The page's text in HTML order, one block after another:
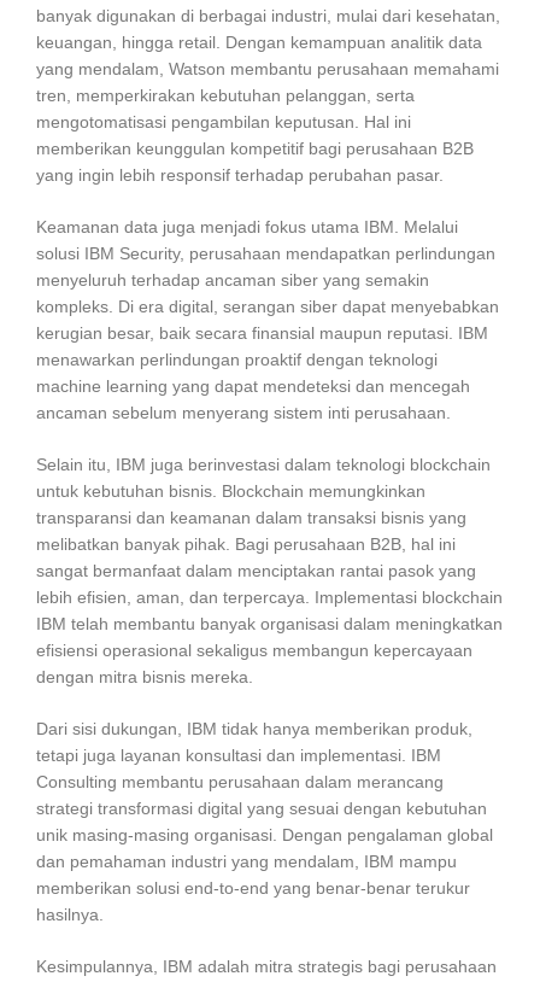
banyak digunakan di berbagai industri, mulai dari kesehatan,
keuangan, hingga retail. Dengan kemampuan analitik data
yang mendalam, Watson membantu perusahaan memahami
tren, memperkirakan kebutuhan pelanggan, serta
mengotomatisasi pengambilan keputusan. Hal ini
memberikan keunggulan kompetitif bagi perusahaan B2B
yang ingin lebih responsif terhadap perubahan pasar.
Keamanan data juga menjadi fokus utama IBM. Melalui
solusi IBM Security, perusahaan mendapatkan perlindungan
menyeluruh terhadap ancaman siber yang semakin
kompleks. Di era digital, serangan siber dapat menyebabkan
kerugian besar, baik secara finansial maupun reputasi. IBM
menawarkan perlindungan proaktif dengan teknologi
machine learning yang dapat mendeteksi dan mencegah
ancaman sebelum menyerang sistem inti perusahaan.
Selain itu, IBM juga berinvestasi dalam teknologi blockchain
untuk kebutuhan bisnis. Blockchain memungkinkan
transparansi dan keamanan dalam transaksi bisnis yang
melibatkan banyak pihak. Bagi perusahaan B2B, hal ini
sangat bermanfaat dalam menciptakan rantai pasok yang
lebih efisien, aman, dan terpercaya. Implementasi blockchain
IBM telah membantu banyak organisasi dalam meningkatkan
efisiensi operasional sekaligus membangun kepercayaan
dengan mitra bisnis mereka.
Dari sisi dukungan, IBM tidak hanya memberikan produk,
tetapi juga layanan konsultasi dan implementasi. IBM
Consulting membantu perusahaan dalam merancang
strategi transformasi digital yang sesuai dengan kebutuhan
unik masing-masing organisasi. Dengan pengalaman global
dan pemahaman industri yang mendalam, IBM mampu
memberikan solusi end-to-end yang benar-benar terukur
hasilnya.
Kesimpulannya, IBM adalah mitra strategis bagi perusahaan